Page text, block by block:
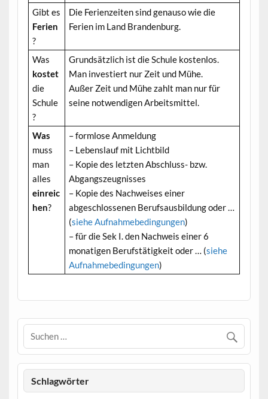
Gibt es
Ferien
?
Die Ferienzeiten sind genauso wie die
Ferien im Land Brandenburg.
Was
kostet
die
Schule
?
Grundsätzlich ist die Schule kostenlos.
Man investiert nur Zeit und Mühe.
Außer Zeit und Mühe zahlt man nur für
seine notwendigen Arbeitsmittel.
Was
muss
man
alles
einreic
hen?
– formlose Anmeldung
– Lebenslauf mit Lichtbild
– Kopie des letzten Abschluss- bzw.
Abgangszeugnisses
– Kopie des Nachweises einer
abgeschlossenen Berufsausbildung oder …
(siehe Aufnahmebedingungen)
– für die Sek I. den Nachweis einer 6
monatigen Berufstätigkeit oder … (siehe
Aufnahmebedingungen)
Schlagwörter